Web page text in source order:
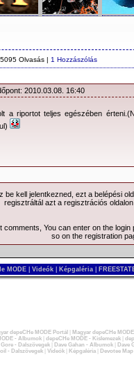
Olvasás | 1 Hozzászólás
2010.03.08. 16:40
a riportot teljes egészében
be kell jelentkezned, ezt a belépési
regisztráltál azt a regisztrációs
comments, You can enter on the login
so on the registration
MODE Videók Képgaléria
depeCHe MODE Portál
Magyar depeCHe
- Albumok| depeCHe MODE - Kislemezek|
- Dalszövegek| Dave Gahan - Albumok|
Dave
- Dalszövegek| Videók| Képgaléria| Devotee Map